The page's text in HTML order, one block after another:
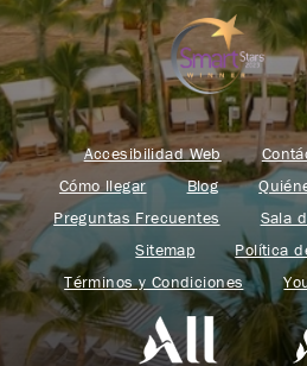
Accesibilidad Web
Cómo llegar
Blog
Preguntas Frecuentes
Sala
Sitemap
Política
Términos y Condiciones